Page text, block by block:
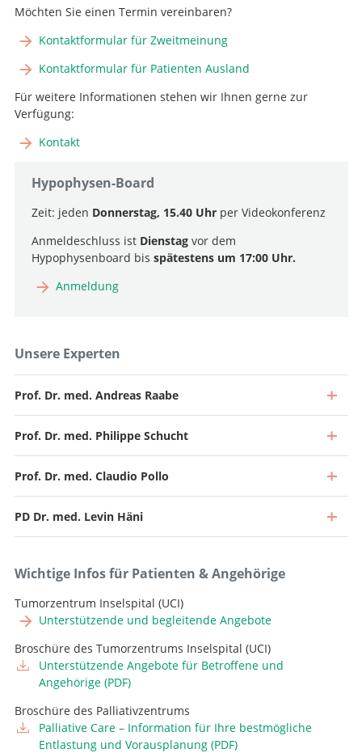
Möchten Sie einen Termin vereinbaren?
Kontaktformular für Zweitmeinung
Kontaktformular für Patienten Ausland
Für weitere Informationen stehen wir Ihnen gerne zur
Verfügung:
Kontakt
Hypophysen-Board
Zeit: jeden Donnerstag, 15.40 Uhrper Videokonferenz
Anmeldeschluss ist Dienstag vor dem
Hypophysenboard bis spätestens um 17:00 Uhr.
Anmeldung
Unsere Experten
Prof. Dr. med. Andreas Raabe
Zum Profil
Prof. Dr. med. Philippe Schucht
Stv. Chefarzt, Leiter Neuroonkologie
Prof. Dr. med. Claudio Pollo
PD Dr. med. Levin Häni
Wichtige Infos für Patienten & Angehörige
Tumorzentrum Inselspital (UCI)
Unterstützende und begleitende Angebote
Broschüre des Tumorzentrums Inselspital (UCI)
Unterstützende Angebote für Betroffene und
Angehörige (PDF)
Broschüre des Palliativzentrums
Palliative Care – Information für Ihre bestmögliche
Entlastung und Vorausplanung (PDF)